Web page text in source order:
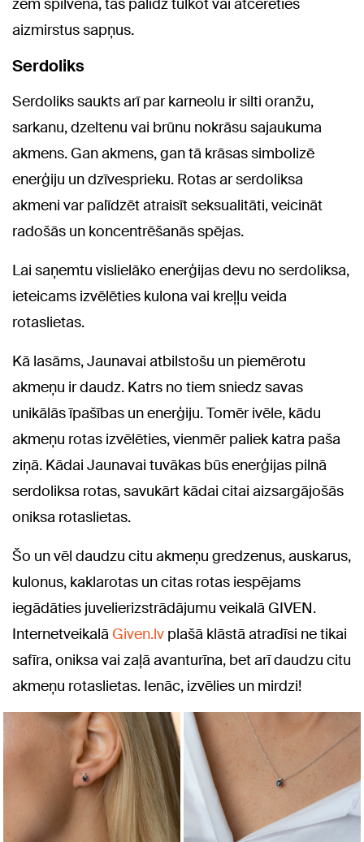
zem spilvena, tas palīdz tulkot vai atcerēties
aizmirstus sapņus.
Serdoliks
Serdoliks saukts arī par karneolu ir silti oranžu,
sarkanu, dzeltenu vai brūnu nokrāsu sajaukuma
akmens. Gan akmens, gan tā krāsas simbolizē
enerģiju un dzīvesprieku. Rotas ar serdoliksa
akmeni var palīdzēt atraisīt seksualitāti, veicināt
radošās un koncentrēšanās spējas.
Lai saņemtu vislielāko enerģijas devu no serdoliksa,
ieteicams izvēlēties kulona vai kreļļu veida
rotaslietas.
Kā lasāms, Jaunavai atbilstošu un piemērotu
akmeņu ir daudz. Katrs no tiem sniedz savas
unikālās īpašības un enerģiju. Tomēr ivēle, kādu
akmeņu rotas izvēlēties, vienmēr paliek katra paša
ziņā. Kādai Jaunavai tuvākas būs enerģijas pilnā
serdoliksa rotas, savukārt kādai citai aizsargājošās
oniksa rotaslietas.
Šo un vēl daudzu citu akmeņu gredzenus, auskarus,
kulonus, kaklarotas un citas rotas iespējams
iegādāties juvelierizstrādājumu veikalā GIVEN.
Internetveikalā Given.lv plašā klāstā atradīsi ne tikai
safīra, oniksa vai zaļā avanturīna, bet arī daudzu citu
akmeņu rotaslietas. Ienāc, izvēlies un mirdzi!